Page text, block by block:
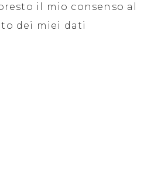
il mio consenso al
dei miei dati